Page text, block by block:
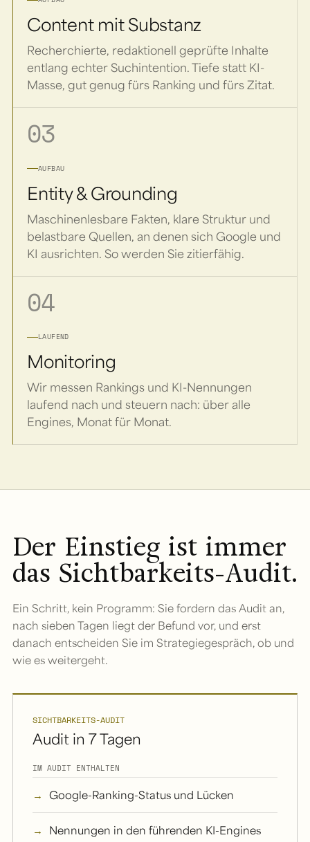
Content mit Substanz
Recherchierte, redaktionell geprüfte Inhalte
entlang echter Suchintention. Tiefe statt KI-
Masse, gut genug fürs Ranking und fürs Zitat.
03
AUFBAU
Entity & Grounding
Maschinenlesbare Fakten, klare Struktur und
belastbare Quellen, an denen sich Google und
KI ausrichten. So werden Sie zitierfähig.
04
LAUFEND
Monitoring
Wir messen Rankings und KI-Nennungen
laufend nach und steuern nach: über alle
Engines, Monat für Monat.
Der Einstieg ist immer
das Sichtbarkeits-Audit.
Ein Schritt, kein Programm: Sie fordern das Audit an,
nach sieben Tagen liegt der Befund vor, und erst
danach entscheiden Sie im Strategiegespräch, ob und
wie es weitergeht.
SICHTBARKEITS-AUDIT
Audit in 7 Tagen
IM AUDIT ENTHALTEN
Google-Ranking-Status und Lücken
Nennungen in den führenden KI-Engines